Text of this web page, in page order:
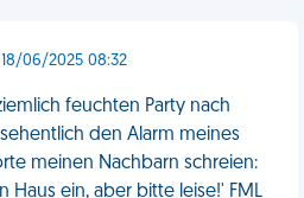
06/2025 08:32
feuchten Party nach
den Alarm meines
meinen Nachbarn schreien:
Haus ein, aber bitte leise!' FML